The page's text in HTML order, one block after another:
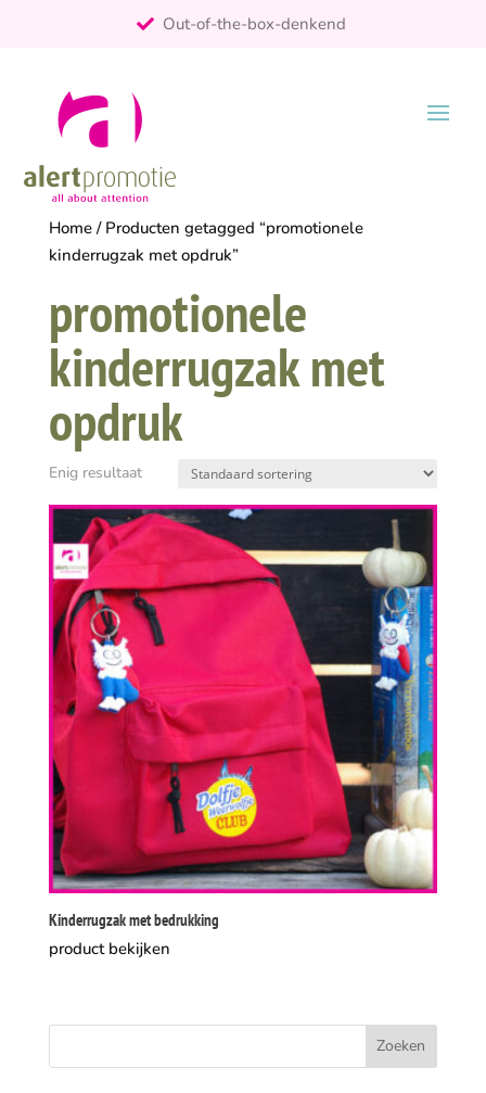
Home/ Producten getagged “promotionele
kinderrugzak met opdruk”
promotionele
kinderrugzak met
opdruk
Enig resultaat
Kinderrugzak met bedrukking
product bekijken